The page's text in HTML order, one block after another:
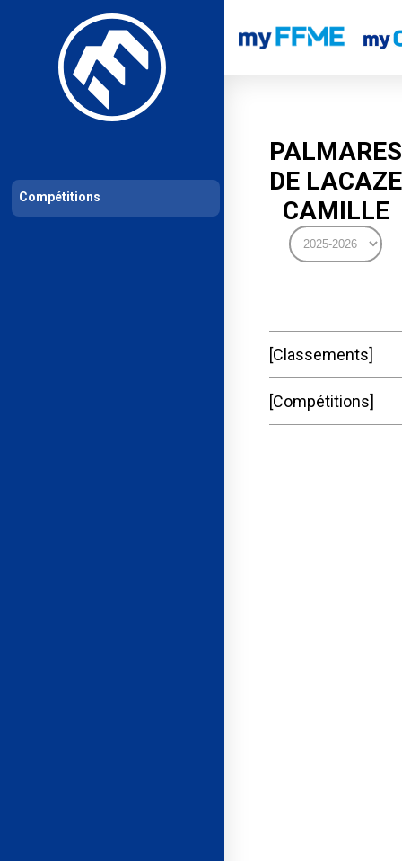
Les compétitions Calendrier de compétitions Classements
PALMARES
DE LACAZE
CAMILLE
Classements
Compétitions
Compétitions